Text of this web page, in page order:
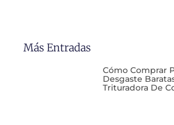
Más Entradas
Cómo Comprar
Desgaste
Trituradora De